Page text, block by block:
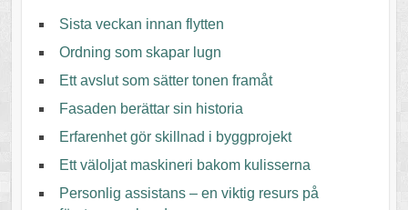
Sista veckan innan flytten
Ordning som skapar lugn
Ett avslut som sätter tonen framåt
Fasaden berättar sin historia
Erfarenhet gör skillnad i byggprojekt
Ett väloljat maskineri bakom kulisserna
Personlig assistans – en viktig resurs på